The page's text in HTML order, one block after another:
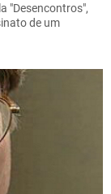
"Desencontros",
de um